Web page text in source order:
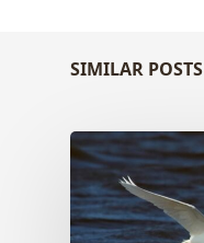
SIMILAR POSTS